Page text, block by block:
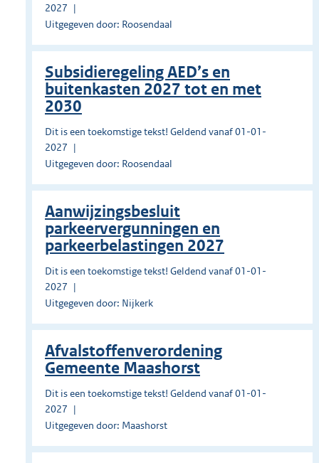
2027
Uitgegeven door: Roosendaal
Subsidieregeling AED’s en
buitenkasten 2027 tot en met
2030
Dit is een toekomstige tekst! Geldend vanaf 01-01-
2027
Uitgegeven door: Roosendaal
Aanwijzingsbesluit
parkeervergunningen en
parkeerbelastingen 2027
Dit is een toekomstige tekst! Geldend vanaf 01-01-
2027
Uitgegeven door: Nijkerk
Afvalstoffenverordening
Gemeente Maashorst
Dit is een toekomstige tekst! Geldend vanaf 01-01-
2027
Uitgegeven door: Maashorst